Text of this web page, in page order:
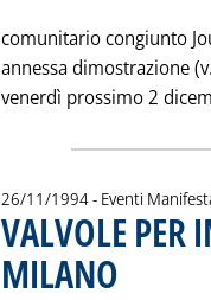
comunitario congiunto
annessa dimostrazione
venerdì prossimo 2
26/11/1994- Eventi
VALVOLE PER
MILANO